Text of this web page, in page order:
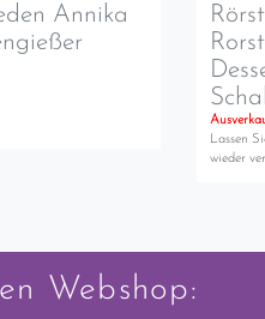
Annika
Lassen
wieder
Webshop: